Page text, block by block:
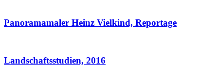
Panoramamaler Heinz Vielkind, Reportage
Landschaftsstudien, 2016